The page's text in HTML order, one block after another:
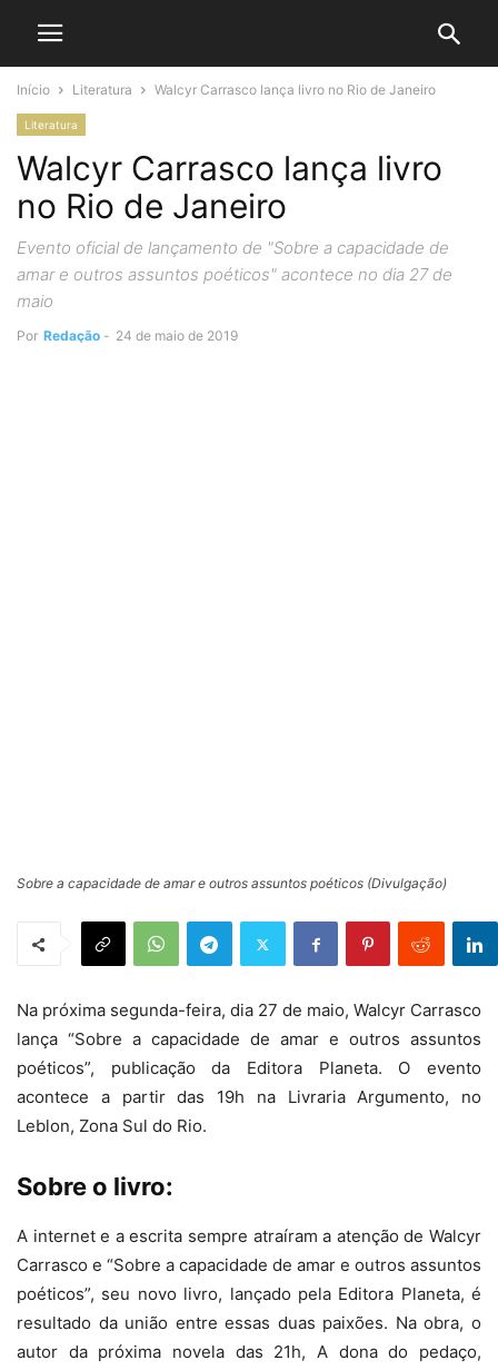
Início Literatura Walcyr Carrasco lança livro no Rio de Janeiro
Literatura
Walcyr Carrasco lança livro
no Rio de Janeiro
Evento oficial de lançamento de "Sobre a capacidade de
amar e outros assuntos poéticos" acontece no dia 27 de
maio
Por Redação - 24 de maio de 2019
Sobre a capacidade de amar e outros assuntos poéticos (Divulgação)
Na próxima segunda-feira, dia 27 de maio, Walcyr Carrasco
lança “Sobre a capacidade de amar e outros assuntos
poéticos”, publicação da Editora Planeta. O evento
acontece a partir das 19h na Livraria Argumento, no
Leblon, Zona Sul do Rio.
Sobre o livro:
A internet e a escrita sempre atraíram a atenção de Walcyr
Carrasco e “Sobre a capacidade de amar e outros assuntos
poéticos”, seu novo livro, lançado pela Editora Planeta, é
resultado da união entre essas duas paixões. Na obra, o
autor da próxima novela das 21h, A dona do pedaço,